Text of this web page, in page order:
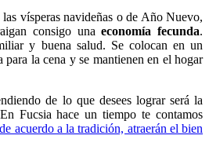
las vísperas navideñas o de Año Nuevo,
consigo unaeconomía fecunda.
y buena salud. Se colocan en un
la cena y se mantienen en el hogar
de lo que desees lograr será la
Fucsia hace un tiempo te contamos
acuerdo a la tradición, atraerán el bien